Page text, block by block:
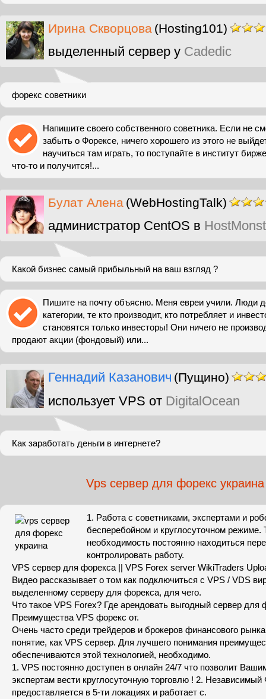
Ирина Скворцова (Hosting101)
выделенный сервер у Cadedic
форекс советники
Напишите своего собственного советника. Если не
забыть о Форексе, ничего хорошего из этого не
научиться там играть, то поступайте в институт
что-то и получится!...
Булат Алена (WebHostingTalk)
администратор CentOS в
Какой бизнес самый прибыльный на ваш взгляд ?
Пишите на почту объясню. Меня евреи учили. Люди
категории, те кто производит, кто потребляет и
становятся только инвесторы! Они ничего не
продают акции (фондовый) или...
Геннадий Казанович (Пущино)
использует VPS от DigitalOcean
Как заработать деньги в интернете?
Vps сервер для форекс украина
1. Работа с советниками, экспертами и
бесперебойном и круглосуточном режиме.
необходимость постоянно находиться
контролировать работу.
VPS сервер для форекса || VPS Forex server WikiTraders
Видео рассказывает о том как подключиться с VPS / VDS
выделенному серверу для форекса, для чего.
Что такое VPS Forex? Где арендовать выгодный сервер для
Преимущества VPS форекс от.
Очень часто среди трейдеров и брокеров финансового
понятие, как VPS сервер. Для лучшего понимания
обеспечиваются этой технологией, необходимо.
1. VPS постоянно доступен в онлайн 24/7 что позволит
экспертам вести круглосуточную торговлю ! 2.
предоставляется в 5-ти локациях и работает с.